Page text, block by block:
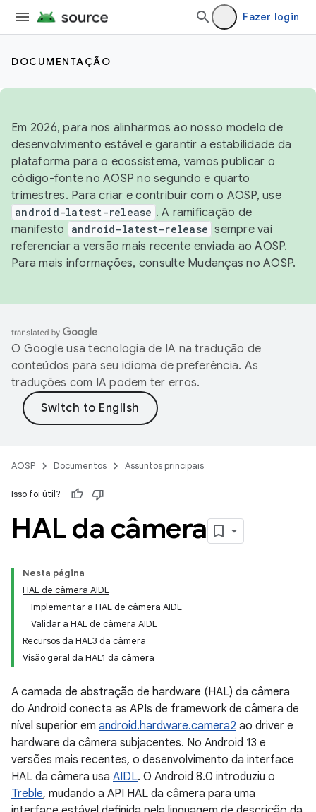
Fazer login
DOCUMENTAÇÃO
Em 2026, para nos alinharmos ao nosso modelo de
desenvolvimento estável e garantir a estabilidade da
plataforma para o ecossistema, vamos publicar o
código-fonte no AOSP no segundo e quarto
trimestres. Para criar e contribuir com o AOSP, use
android-latest-release . A ramificação de
manifesto
android-latest-release sempre vai
referenciar a versão mais recente enviada ao AOSP.
Para mais informações, consulte Mudanças no AOSP.
O Google usa tecnologia de IA na tradução de
conteúdos para seu idioma de preferência. As
traduções com IA podem ter erros.
AOSP Documentos Assuntos principais
Isso foi útil?
HAL da câmera
Nesta página
HAL de câmera AIDL
Implementar a HAL de câmera AIDL
Validar a HAL de câmera AIDL
Recursos da HAL3 da câmera
Visão geral da HAL1 da câmera
A camada de abstração de hardware (HAL) da câmera
do Android conecta as APIs de framework de câmera de
nível superior em android.hardware.camera2 ao driver e
hardware da câmera subjacentes. No Android 13 e
versões mais recentes, o desenvolvimento da interface
HAL da câmera usa AIDL. O Android 8.0 introduziu o
Treble, mudando a API HAL da câmera para uma